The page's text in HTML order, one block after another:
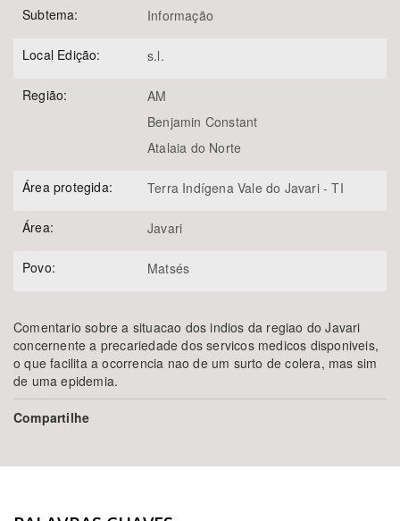
Subtema: Informação
Local Edição: s.l.
Região:
AM
Benjamin Constant
Atalaia do Norte
Área protegida: Terra Indígena Vale do Javari - TI
Área: Javari
Povo: Matsés
Comentario sobre a situacao dos indios da regiao do Javari
concernente a precariedade dos servicos medicos disponiveis,
o que facilita a ocorrencia nao de um surto de colera, mas sim
de uma epidemia.
Compartilhe